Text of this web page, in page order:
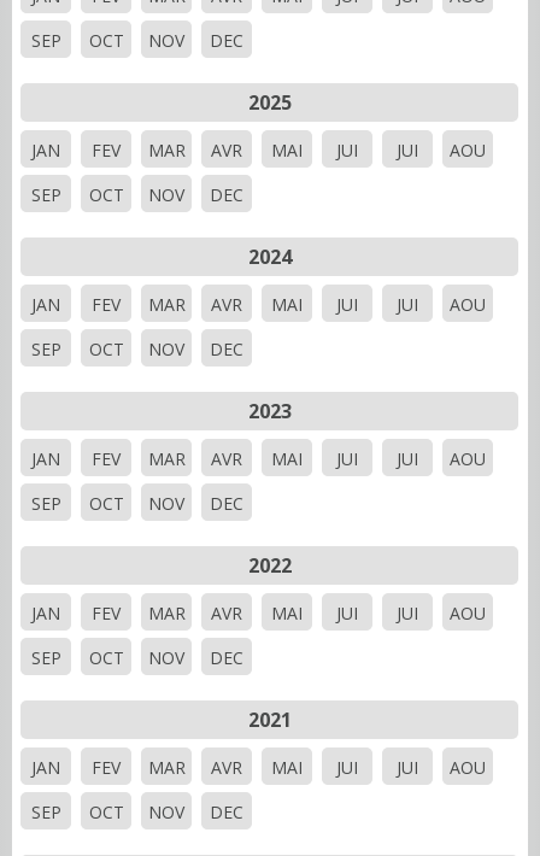
SEP
OCT NOV DEC
2025
JAN FEV MAR AVR MAI JUI JUI
AOU
SEP
OCT NOV DEC
2024
JAN FEV MAR AVR MAI JUI JUI
AOU
SEP
OCT NOV DEC
2023
JAN FEV MAR AVR MAI JUI JUI
AOU
SEP
OCT NOV DEC
2022
JAN FEV MAR AVR MAI JUI JUI
AOU
SEP
OCT NOV DEC
2021
JAN FEV MAR AVR MAI JUI JUI
AOU
SEP
OCT NOV DEC